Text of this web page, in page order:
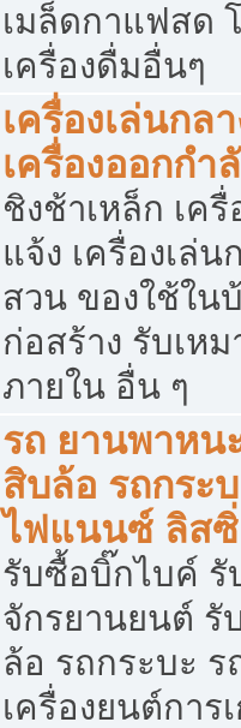
เมล็ดกาแฟสด
เครื่องดื่มอื่นๆ
เครื่องเล่นกล
เครื่องออกกำ
ชิงช้าเหล็ก เค
แจ้ง เครื่องเล่น
สวน ของใช้ใน
ก่อสร้าง รับเห
ภายใน อื่น ๆ
รถ ยานพาหน
สิบล้อ รถกระ
ไฟแนนซ์ ลิส
รับซื้อบิ๊กไบค์
จักรยานยนต์ รั
ล้อ รถกระบะ
เครื่องยนต์การ